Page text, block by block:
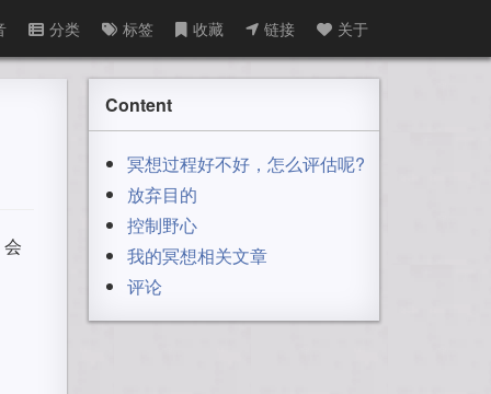
分类 标签 收藏 链接 关于
Content
冥想过程好不好，怎么评估呢?
放弃目的
控制野心
我的冥想相关文章
评论